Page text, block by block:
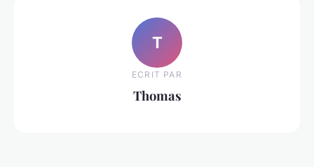
T
ECRIT PAR
Thomas